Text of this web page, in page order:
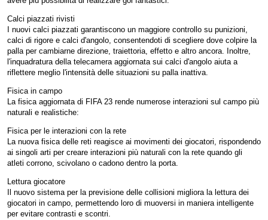
Calci piazzati rivisti
I nuovi calci piazzati garantiscono un maggiore controllo su punizioni,
calci di rigore e calci d'angolo, consentendoti di scegliere dove colpire la
palla per cambiarne direzione, traiettoria, effetto e altro ancora. Inoltre,
l'inquadratura della telecamera aggiornata sui calci d'angolo aiuta a
riflettere meglio l'intensità delle situazioni su palla inattiva.
Fisica in campo
La fisica aggiornata di FIFA 23 rende numerose interazioni sul campo più
naturali e realistiche:
Fisica per le interazioni con la rete
La nuova fisica delle reti reagisce ai movimenti dei giocatori, rispondendo
ai singoli arti per creare interazioni più naturali con la rete quando gli
atleti corrono, scivolano o cadono dentro la porta.
Lettura giocatore
Il nuovo sistema per la previsione delle collisioni migliora la lettura dei
giocatori in campo, permettendo loro di muoversi in maniera intelligente
per evitare contrasti e scontri.